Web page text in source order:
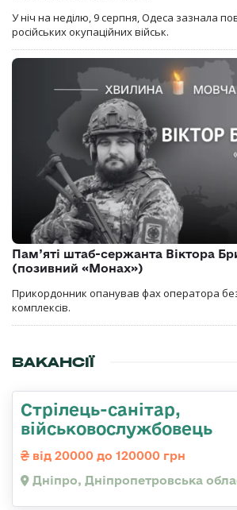
У ніч на неділю, 9 серпня, Одеса зазнала
російських окупаційних військ.
Пам’яті штаб-сержанта Віктора
(позивний «Монах»)
Прикордонник опанував фах оператора
комплексів.
ВАКАНСІЇ
Стрілець-санітар,
військовослужбовець
від 20000 до 120000 грн
Дніпро, Дніпропетровська